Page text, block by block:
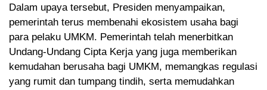
Dalam upaya tersebut, Presiden menyampaikan,
pemerintah terus membenahi ekosistem usaha bagi
para pelaku UMKM. Pemerintah telah menerbitkan
Undang-Undang Cipta Kerja yang juga memberikan
kemudahan berusaha bagi UMKM, memangkas regulasi
yang rumit dan tumpang tindih, serta memudahkan